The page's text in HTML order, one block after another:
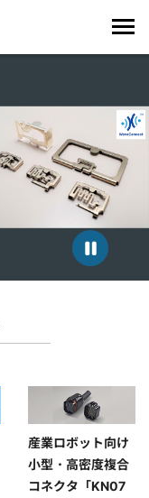
産業ロボット向け
小型・高密度複合
コネクタ「KN07